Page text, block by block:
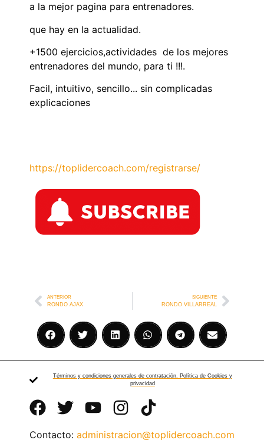
a la mejor pagina para entrenadores.
que hay en la actualidad.
+1500 ejercicios,actividades de los mejores
entrenadores del mundo, para ti !!!.
Facil, intuitivo, sencillo... sin complicadas
explicaciones
https://toplidercoach.com/registrarse/
ANTERIOR
RONDO AJAX
SIGUIENTE
RONDO VILLARREAL
Términos y condiciones generales de contratación. Política de Cookies y
privacidad
Contacto: administracion@toplidercoach.com